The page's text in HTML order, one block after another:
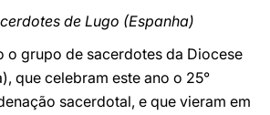
de Lugo (Espanha)
o grupo de sacerdotes da Diocese
que celebram este ano o 25°
sacerdotal, e que vieram em